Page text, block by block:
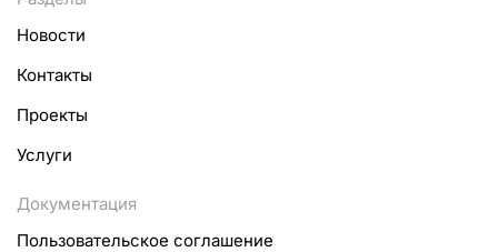
Новости
Контакты
Проекты
Услуги
Документация
Пользовательское соглашение